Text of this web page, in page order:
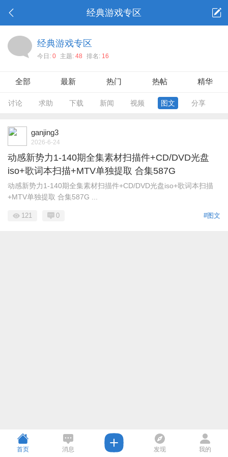
经典游戏专区
经典游戏专区
今日: 0 主题: 48 排名: 16
全部 最新 热门 热帖 精华
讨论 求助 下载 新闻 视频 图文 分享
ganjing3
2026-6-24
动感新势力1-140期全集素材扫描件+CD/DVD光盘
iso+歌词本扫描+MTV单独提取 合集587G
动感新势力1-140期全集素材扫描件+CD/DVD光盘iso+歌词本扫描
+MTV单独提取 合集587G ...
#图文
121 0
首页 消息 发现 我的